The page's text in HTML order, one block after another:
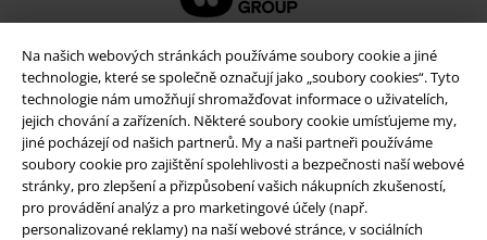
Na našich webových stránkách používáme soubory cookie a jiné
technologie, které se společně označují jako „soubory cookies“. Tyto
technologie nám umožňují shromažďovat informace o uživatelích,
jejich chování a zařízeních. Některé soubory cookie umísťujeme my,
jiné pocházejí od našich partnerů. My a naši partneři používáme
soubory cookie pro zajištění spolehlivosti a bezpečnosti naší webové
stránky, pro zlepšení a přizpůsobení vašich nákupních zkušeností,
pro provádění analýz a pro marketingové účely (např.
personalizované reklamy) na naší webové stránce, v sociálních